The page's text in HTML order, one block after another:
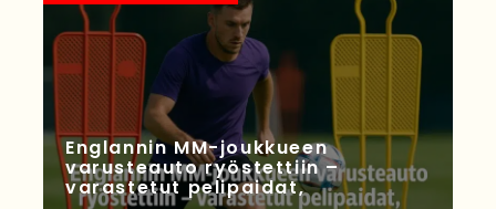
Englannin MM-joukkueen
varusteauto ryöstettiin –
varastetut pelipaidat,